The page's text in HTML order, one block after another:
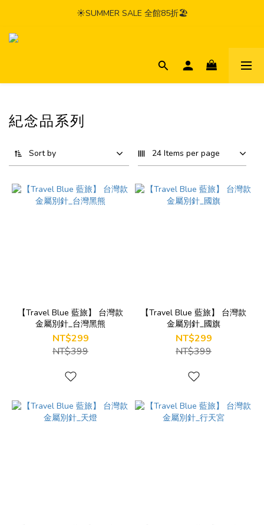
☀️SUMMER SALE 全館85折🏖️
紀念品系列
Sort by 24 Items per page
【Travel Blue 藍旅】 台灣款
金屬別針_台灣黑熊
NT$299
NT$399
【Travel Blue 藍旅】 台灣款
金屬別針_國旗
NT$299
NT$399